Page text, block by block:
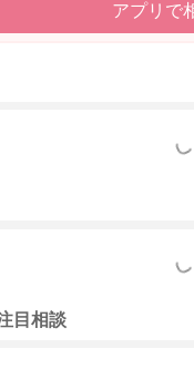
アプリで
もっと
もっと
目相談